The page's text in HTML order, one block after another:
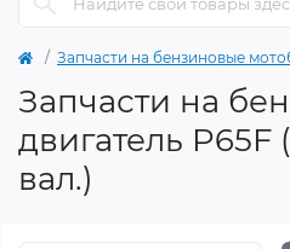
Запчасти на бензиновые
Запчасти на
двигатель P65F
вал.)